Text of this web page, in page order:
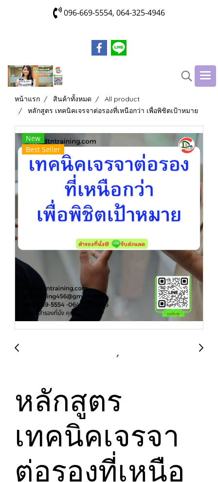
096-669-5554, 064-325-4946
หน้าแรก สินค้าทั้งหมด
All product
หลักสูตร เทคนิคเจรจาต่อรองที่เหนือกว่า เพื่อพิชิตเป้าหมาย
New
Best Seller
หลักสูตร
เทคนิคเจรจา
ต่อรองที่เหนือ